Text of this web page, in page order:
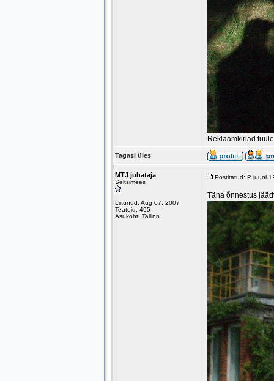
Reklaamkirjad
Tagasi üles
MTJ juhataja
Seltsimees
Liitunud: Aug 07, 2007
Teateid: 495
Asukoht: Tallinn
Postitatud: P juuni
Täna õnnestus